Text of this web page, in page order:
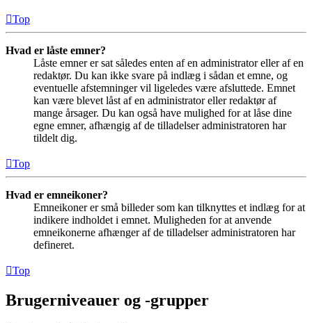
Top
Hvad er låste emner?
Låste emner er sat således enten af en administrator eller af en
redaktør. Du kan ikke svare på indlæg i sådan et emne, og
eventuelle afstemninger vil ligeledes være afsluttede. Emnet
kan være blevet låst af en administrator eller redaktør af
mange årsager. Du kan også have mulighed for at låse dine
egne emner, afhængig af de tilladelser administratoren har
tildelt dig.
Top
Hvad er emneikoner?
Emneikoner er små billeder som kan tilknyttes et indlæg for at
indikere indholdet i emnet. Muligheden for at anvende
emneikonerne afhænger af de tilladelser administratoren har
defineret.
Top
Brugerniveauer og -grupper